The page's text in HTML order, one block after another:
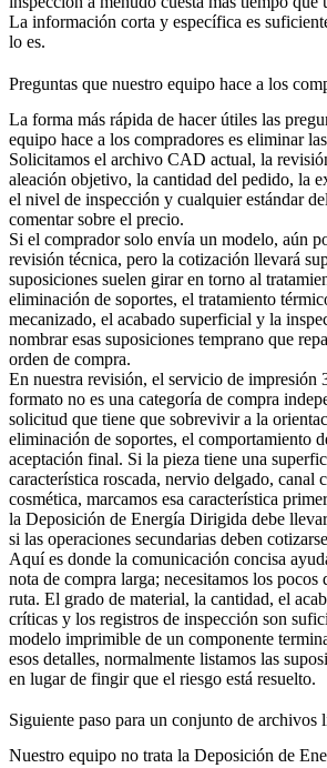
La información corta y específica es
lo es.
Preguntas que nuestro equipo hace a los
La forma más rápida de hacer útiles las
equipo hace a los compradores es eliminar
Solicitamos el archivo CAD actual, la
aleación objetivo, la cantidad del pedido, la
el nivel de inspección y cualquier estándar
comentar sobre el precio.
Si el comprador solo envía un modelo, aún
revisión técnica, pero la cotización llevará
suposiciones suelen girar en torno al
eliminación de soportes, el tratamiento
mecanizado, el acabado superficial y la
nombrar esas suposiciones temprano que
orden de compra.
En nuestra revisión, el servicio de impresión
formato no es una categoría de compra
solicitud que tiene que sobrevivir a la
eliminación de soportes, el comportamiento
aceptación final. Si la pieza tiene una
característica roscada, nervio delgado, canal
cosmética, marcamos esa característica
la Deposición de Energía Dirigida debe
si las operaciones secundarias deben
Aquí es donde la comunicación concisa
nota de compra larga; necesitamos los pocos
ruta. El grado de material, la cantidad, el
críticas y los registros de inspección son
modelo imprimible de un componente
esos detalles, normalmente listamos las
en lugar de fingir que el riesgo está resuelto.
Siguiente paso para un conjunto de archivos
Nuestro equipo no trata la Deposición de